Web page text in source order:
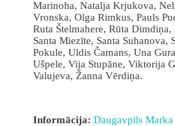
Marinoha, Natalja Krjukova,
Vronska, Olga Rimkus, Pauls
Ruta Štelmahere, Rūta Dimdiņa,
Santa Miezīte, Santa Suhanova,
Pokule, Uldis Čamans, Una
Ušpele, Vija Stupāne, Viktorija
Valujeva, Žanna Vērdiņa.
Informācija: Daugavpils